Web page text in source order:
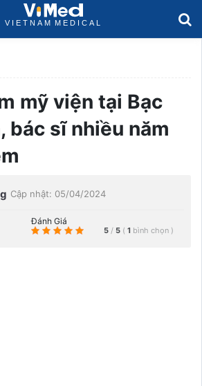
mỹ viện tại Bạc
bác sĩ nhiều năm
Cập nhật: 05/04/2024
Đánh Giá
5 / 5 ( 1 bình chọn )